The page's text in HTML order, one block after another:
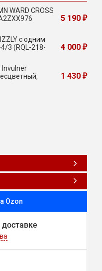
WARD CROSS
5 190 ₽
с одним
3 (RQL-218-
4 000 ₽
Invulner
1 430 ₽
Ozon